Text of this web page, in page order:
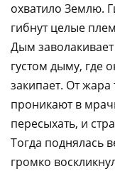
охватило Землю.
гибнут целые
Дым
густом дыму, где
закипает. От жара
проникают в
пересыхать, и
Тогда поднялась
громко